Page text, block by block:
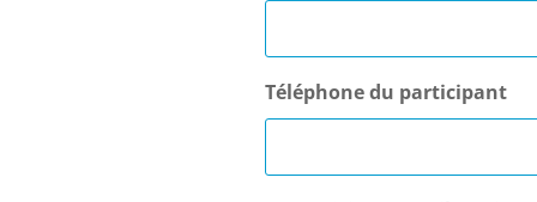
Téléphone du participant